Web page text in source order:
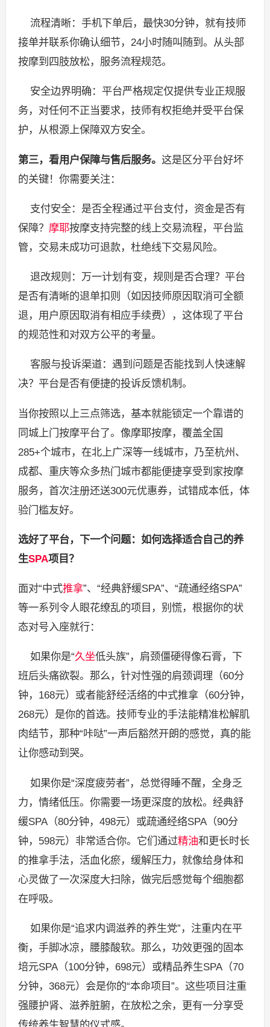
流程清晰：手机下单后，最快30分钟，就有技师
接单并联系你确认细节，24小时随叫随到。从头部
按摩到四肢放松，服务流程规范。
安全边界明确：平台严格规定仅提供专业正规服
务，对任何不正当要求，技师有权拒绝并受平台保
护，从根源上保障双方安全。
第三，看用户保障与售后服务。 这是区分平台好坏
的关键！你需要关注：
支付安全：是否全程通过平台支付，资金是否有
保障？ 摩耶按摩支持完整的线上交易流程，平台监
管，交易未成功可退款，杜绝线下交易风险。
退改规则：万一计划有变，规则是否合理？平台
是否有清晰的退单扣则（如因技师原因取消可全额
退，用户原因取消有相应手续费），这体现了平台
的规范性和对双方公平的考量。
客服与投诉渠道：遇到问题是否能找到人快速解
决？平台是否有便捷的投诉反馈机制。
当你按照以上三点筛选，基本就能锁定一个靠谱的
同城上门按摩平台了。像摩耶按摩，覆盖全国
285+个城市，在北上广深等一线城市，乃至杭州、
成都、重庆等众多热门城市都能便捷享受到家按摩
服务，首次注册还送300元优惠券，试错成本低，体
验门槛友好。
选好了平台，下一个问题：如何选择适合自己的养
生SPA项目？
面对“中式推拿”、“经典舒缓SPA”、“疏通经络SPA”
等一系列令人眼花缭乱的项目，别慌，根据你的状
态对号入座就行：
如果你是“久坐低头族”，肩颈僵硬得像石膏，下
班后头痛欲裂。那么，针对性强的肩颈调理（60分
钟，168元）或者能舒经活络的中式推拿（60分钟，
268元）是你的首选。技师专业的手法能精准松解肌
肉结节，那种“咔哒”一声后豁然开朗的感觉，真的能
让你感动到哭。
如果你是“深度疲劳者”，总觉得睡不醒，全身乏
力，情绪低压。你需要一场更深度的放松。经典舒
缓SPA（80分钟，498元）或疏通经络SPA（90分
钟，598元）非常适合你。它们通过精油和更长时长
的推拿手法，活血化瘀，缓解压力，就像给身体和
心灵做了一次深度大扫除，做完后感觉每个细胞都
在呼吸。
如果你是“追求内调滋养的养生党”，注重内在平
衡，手脚冰凉，腰膝酸软。那么，功效更强的固本
培元SPA（100分钟，698元）或精品养生SPA（70
分钟，368元）会是你的“本命项目”。这些项目注重
强腰护肾、滋养脏腑，在放松之余，更有一分享受
传统养生智慧的仪式感。